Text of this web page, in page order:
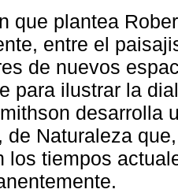
que plantea
entre el
de nuevos
para ilustrar la
desarrolla
de Naturaleza
los tiempos